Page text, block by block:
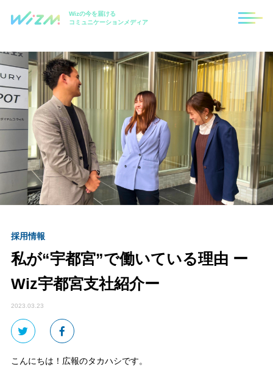
Wizの今を届ける
コミュニケーションメディア
採用情報
私が“宇都宮”で働いている理由 ー
Wiz宇都宮支社紹介ー
2023.03.23
こんにちは！広報のタカハシです。